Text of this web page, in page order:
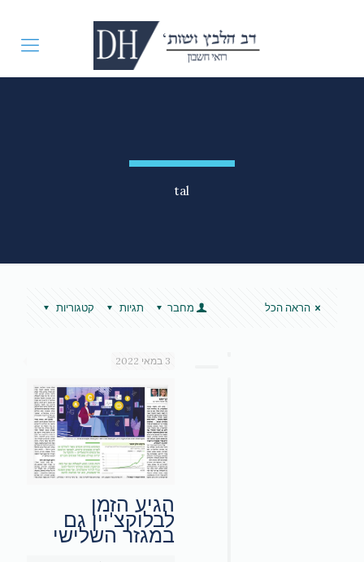
tal
קטגוריות תגיות מחבר הראה הכל
3 במאי 2022
הגיע הזמן
לבלוקצ'יין גם
במגזר השלישי